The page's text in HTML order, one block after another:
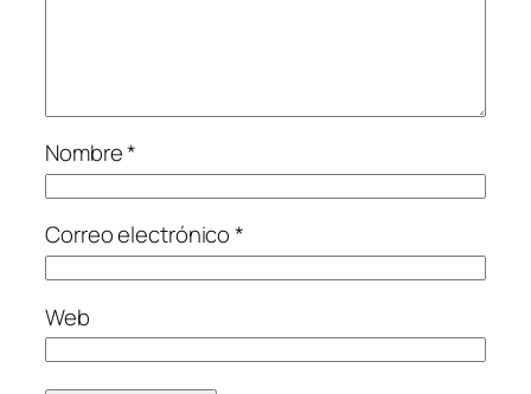
Nombre*
Correo electrónico*
Web